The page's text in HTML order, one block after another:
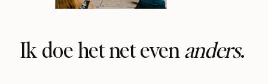
Ik doe het net evenanders.